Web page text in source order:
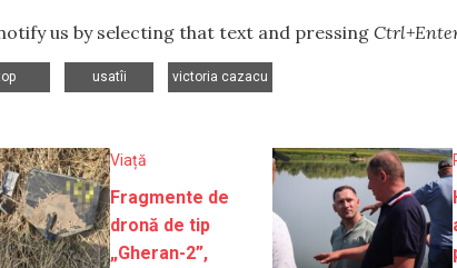
us by selecting that text and pressing
usatîi
victoria cazacu
Viață
Fragmente de
dronă de tip
„Gheran-2”,